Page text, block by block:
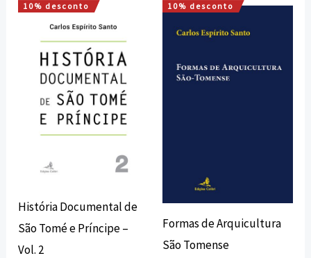
10% desconto
História Documental de
São Tomé e Príncipe –
Vol. 2
O
preço
original
era:
30,00 €.
O
preço
atual
é:
27,00 €.
10% desconto
Formas de Arquicultura
São Tomense
O
preço
original
16,00 €.
O
atual
14,40 €.